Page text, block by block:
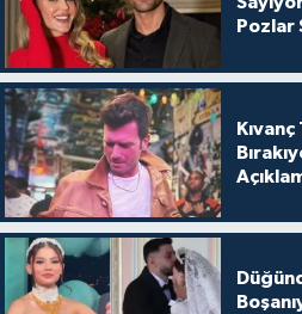
Pozlar